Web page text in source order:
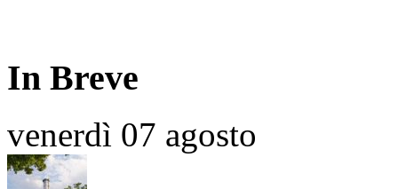
In Breve
venerdì 07 agosto